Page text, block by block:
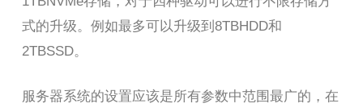
式的升级。例如最多可以升级到8TBHDD和
2TBSSD。
服务器系统的设置应该是所有参数中范围最广的，在